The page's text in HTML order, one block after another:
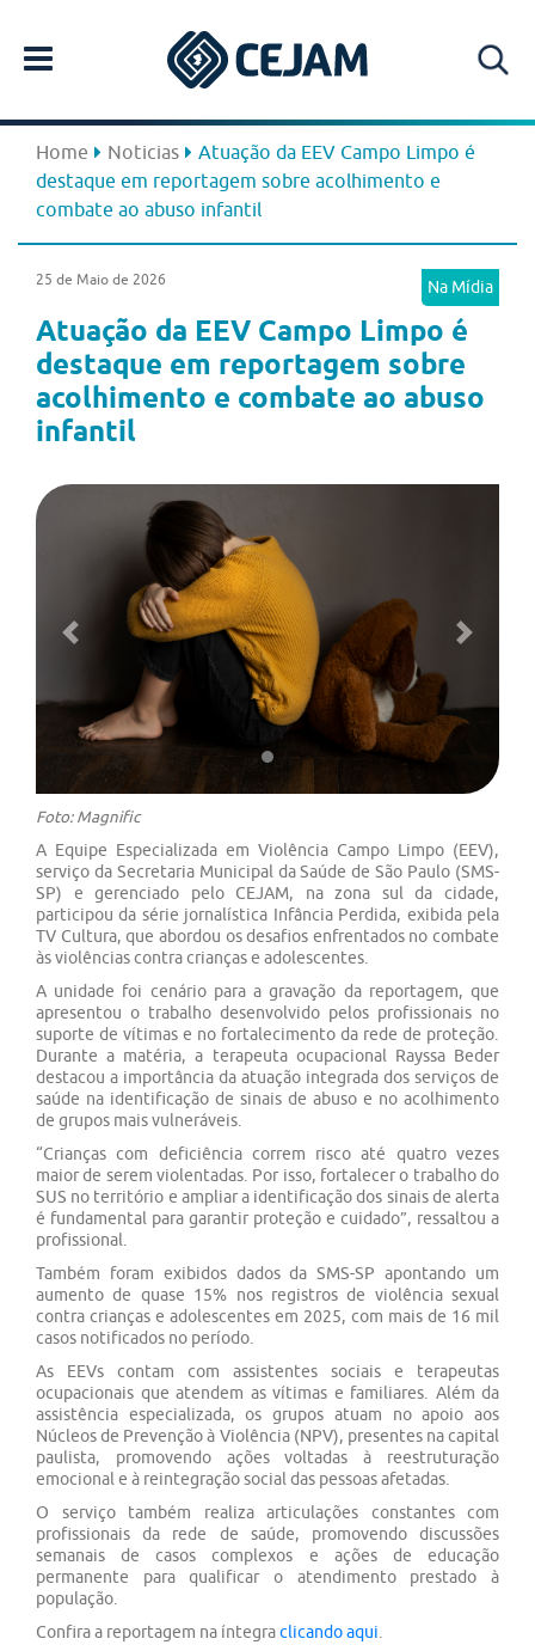
Home Noticias
Atuação da EEV Campo Limpo é
destaque em reportagem sobre acolhimento e
combate ao abuso infantil
Na Mídia
25 de Maio de 2026
Atuação da EEV Campo Limpo é
destaque em reportagem sobre
acolhimento e combate ao abuso
infantil
Previous Next
Foto: Magnific
A Equipe Especializada em Violência Campo Limpo (EEV),
serviço da Secretaria Municipal da Saúde de São Paulo (SMS-
SP) e gerenciado pelo CEJAM, na zona sul da cidade,
participou da série jornalística Infância Perdida, exibida pela
TV Cultura, que abordou os desafios enfrentados no combate
às violências contra crianças e adolescentes.
A unidade foi cenário para a gravação da reportagem, que
apresentou o trabalho desenvolvido pelos profissionais no
suporte de vítimas e no fortalecimento da rede de proteção.
Durante a matéria, a terapeuta ocupacional Rayssa Beder
destacou a importância da atuação integrada dos serviços de
saúde na identificação de sinais de abuso e no acolhimento
de grupos mais vulneráveis.
“Crianças com deficiência correm risco até quatro vezes
maior de serem violentadas. Por isso, fortalecer o trabalho do
SUS no território e ampliar a identificação dos sinais de alerta
é fundamental para garantir proteção e cuidado”, ressaltou a
profissional.
Também foram exibidos dados da SMS-SP apontando um
aumento de quase 15% nos registros de violência sexual
contra crianças e adolescentes em 2025, com mais de 16 mil
casos notificados no período.
As EEVs contam com assistentes sociais e terapeutas
ocupacionais que atendem as vítimas e familiares. Além da
assistência especializada, os grupos atuam no apoio aos
Núcleos de Prevenção à Violência (NPV), presentes na capital
paulista, promovendo ações voltadas à reestruturação
emocional e à reintegração social das pessoas afetadas.
O serviço também realiza articulações constantes com
profissionais da rede de saúde, promovendo discussões
semanais de casos complexos e ações de educação
permanente para qualificar o atendimento prestado à
população.
Confira a reportagem na íntegraclicando aqui